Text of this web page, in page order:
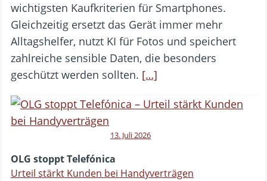
wichtigsten Kaufkriterien für Smartphones.
Gleichzeitig ersetzt das Gerät immer mehr
Alltagshelfer, nutzt KI für Fotos und speichert
zahlreiche sensible Daten, die besonders
geschützt werden sollten. […]
13. Juli 2026
OLG stoppt Telefónica
Urteil stärkt Kunden bei Handyverträgen